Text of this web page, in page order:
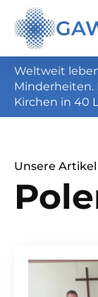
Weltweit
Minderheiten.
Kirchen in 40
Unsere